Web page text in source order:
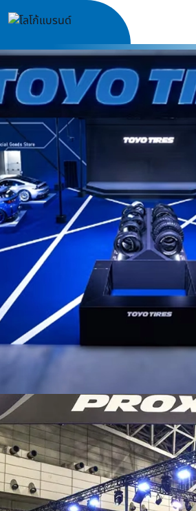
TOYO TIRES
หน้ายาง ซีรีส์ยาง